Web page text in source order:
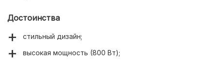
Достоинства
стильный дизайн;
высокая мощность (800 Вт);